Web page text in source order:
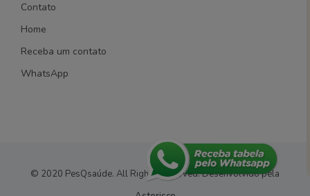
Contato
Home
Receba um contato
WhatsApp
© 2020 PesQsaúde. All Rights Reserved.Desenvolvido pela